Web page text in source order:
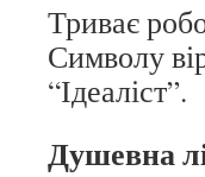
Триває
Символу
“Ідеаліст”.
Душевна